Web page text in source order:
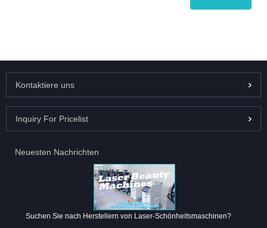
Kontaktiere uns
Inquiry For Pricelist
Neuesten Nachrichten
Suchen Sie nach Herstellern von Laser-Schönheitsmaschinen?